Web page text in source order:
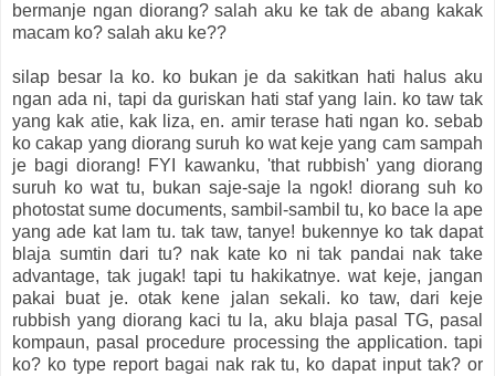
bermanje ngan diorang? salah aku ke tak de abang kakak
macam ko? salah aku ke??
silap besar la ko. ko bukan je da sakitkan hati halus aku
ngan ada ni, tapi da guriskan hati staf yang lain. ko taw tak
yang kak atie, kak liza, en. amir terase hati ngan ko. sebab
ko cakap yang diorang suruh ko wat keje yang cam sampah
je bagi diorang! FYI kawanku, 'that rubbish' yang diorang
suruh ko wat tu, bukan saje-saje la ngok! diorang suh ko
photostat sume documents, sambil-sambil tu, ko bace la ape
yang ade kat lam tu. tak taw, tanye! bukennye ko tak dapat
blaja sumtin dari tu? nak kate ko ni tak pandai nak take
advantage, tak jugak! tapi tu hakikatnye. wat keje, jangan
pakai buat je. otak kene jalan sekali. ko taw, dari keje
rubbish yang diorang kaci tu la, aku blaja pasal TG, pasal
kompaun, pasal procedure processing the application. tapi
ko? ko type report bagai nak rak tu, ko dapat input tak? or